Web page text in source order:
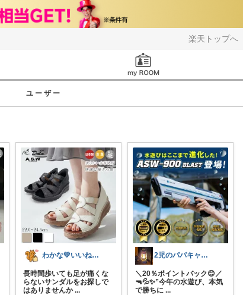
楽天トップへ
ユーザー
わかな💛いいね＆フォローに感謝💛
長時間歩いても足が痛くな
らないサンダルをお探しで
はありませんか ...
2児のパパキャンパー
＼20％ポイントバック😊／
🔫💦✨”今年の水遊び、本気
で勝ちに ...